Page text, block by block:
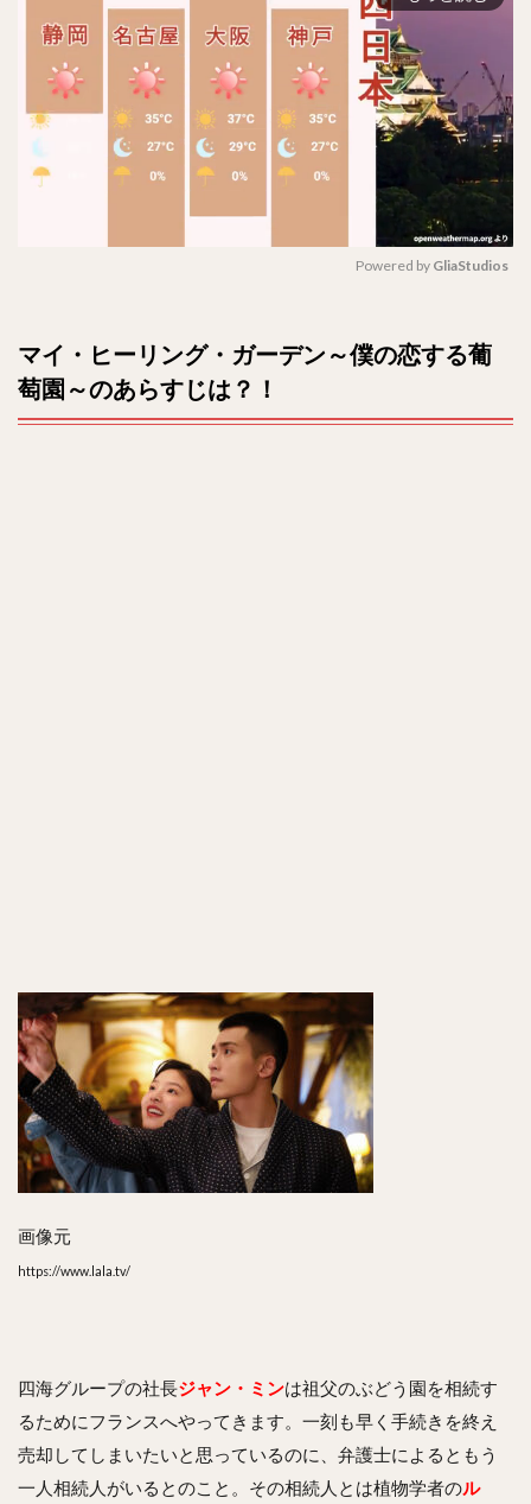
ング・
ガーデ
ン～僕
の恋す
る葡萄
園～の
じ
原題
は？
全何
話？
t
Powered by GliaStudios
マイ・ヒーリング・ガーデン～僕の恋する葡
萄園～のあらすじは？！
画像元
https://www.lala.tv/
四海グループの社長ジャン・ミンは祖父のぶどう園を相続す
るためにフランスへやってきます。一刻も早く手続きを終え
売却してしまいたいと思っているのに、弁護士によるともう
一人相続人がいるとのこと。その相続人とは植物学者のル